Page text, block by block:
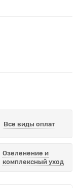
Все виды оплат
Озеленение и
комплексный уход